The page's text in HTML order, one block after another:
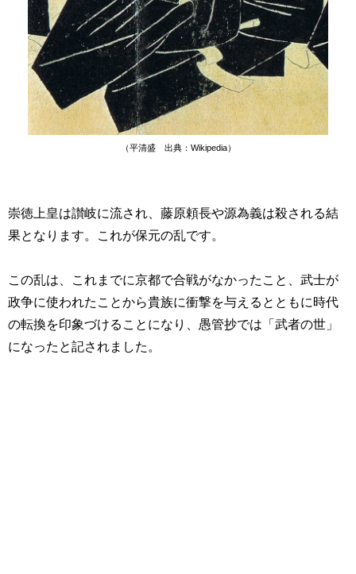
（平清盛 出典：Wikipedia）
崇徳上皇は讃岐に流され、藤原頼長や源為義は殺される結
果となります。これが保元の乱です。
この乱は、これまでに京都で合戦がなかったこと、武士が
政争に使われたことから貴族に衝撃を与えるとともに時代
の転換を印象づけることになり、愚管抄では「武者の世」
になったと記されました。